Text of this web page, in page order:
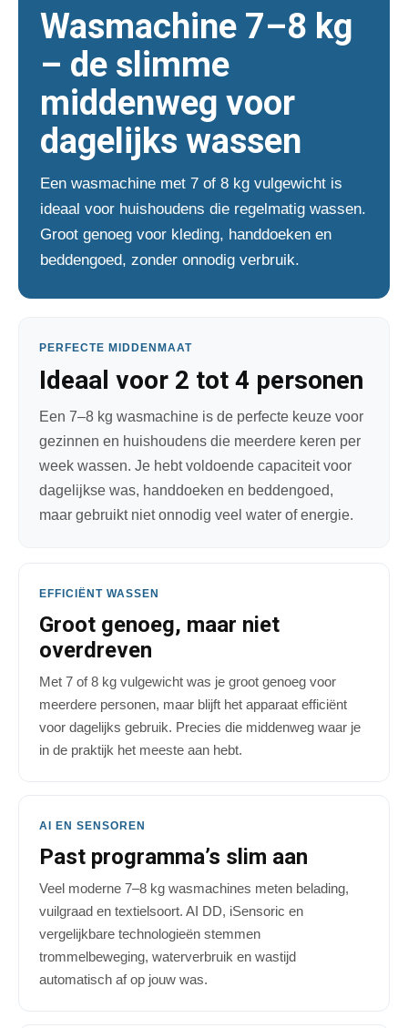
Wasmachine 7–8 kg
– de slimme
middenweg voor
dagelijks wassen
Een wasmachine met 7 of 8 kg vulgewicht is
ideaal voor huishoudens die regelmatig wassen.
Groot genoeg voor kleding, handdoeken en
beddengoed, zonder onnodig verbruik.
PERFECTE MIDDENMAAT
Ideaal voor 2 tot 4 personen
Een 7–8 kg wasmachine is de perfecte keuze voor
gezinnen en huishoudens die meerdere keren per
week wassen. Je hebt voldoende capaciteit voor
dagelijkse was, handdoeken en beddengoed,
maar gebruikt niet onnodig veel water of energie.
EFFICIËNT WASSEN
Groot genoeg, maar niet
overdreven
Met 7 of 8 kg vulgewicht was je groot genoeg voor
meerdere personen, maar blijft het apparaat efficiënt
voor dagelijks gebruik. Precies die middenweg waar je
in de praktijk het meeste aan hebt.
AI EN SENSOREN
Past programma’s slim aan
Veel moderne 7–8 kg wasmachines meten belading,
vuilgraad en textielsoort. AI DD, iSensoric en
vergelijkbare technologieën stemmen
trommelbeweging, waterverbruik en wastijd
automatisch af op jouw was.